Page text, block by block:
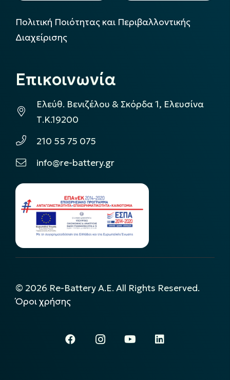
Πολιτική Ποιότητας και Περιβαλλοντικής
Διαχείρισης
Επικοινωνία
Ελεύθ. Βενιζέλου & Σκόρδα 1, Ελευσίνα
Τ.Κ.19200
210 55 75 075
info@re-battery.gr
© 2026 Re-Battery A.E. All Rights Reserved.
Όροι χρήσης